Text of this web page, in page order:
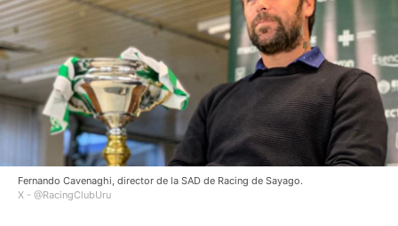
Fernando Cavenaghi, director de la SAD de Racing de Sayago.
X - @RacingClubUru